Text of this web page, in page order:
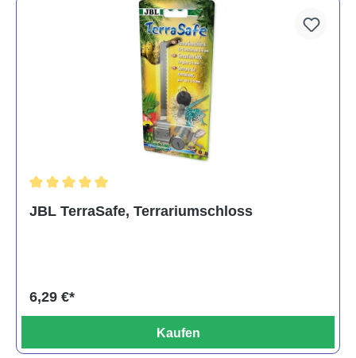
JBL TerraSafe, Terrariumschloss
6,29 €*
Kaufen